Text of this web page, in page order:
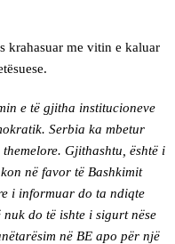
krahasuar me vitin e kaluar
e të gjitha institucioneve
Serbia ka mbetur
Gjithashtu, është i
në favor të Bashkimit
i informuar do ta ndiqte
do të ishte i sigurt nëse
në BE apo për një